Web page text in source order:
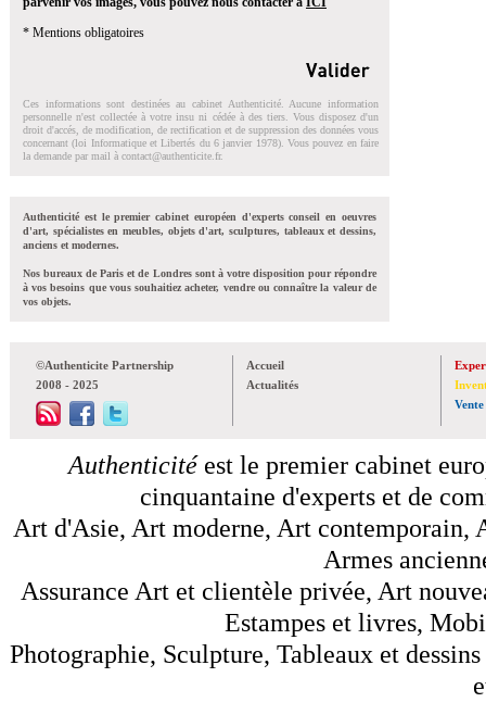
* Mentions obligatoires
Ces informations sont destinées au cabinet Authenticité. Aucune information
personnelle n'est collectée à votre insu ni cédée à des tiers. Vous disposez d'un
droit d'accés, de modification, de rectification et de suppression des données vous
concernant (loi Informatique et Libertés du 6 janvier 1978). Vous pouvez en faire
la demande par mail à contact@authenticite.fr.
Authenticité est le premier cabinet européen d'experts conseil en oeuvres
d'art, spécialistes en meubles, objets d'art, sculptures, tableaux et dessins,
anciens et modernes.
Nos bureaux de Paris et de Londres sont à votre disposition pour répondre
à vos besoins que vous souhaitiez acheter, vendre ou connaître la valeur de
vos objets.
©Authenticite Partnership
2008 - 2025
Accueil
Actualités
Vente
Authenticitéest le premier cabinet
cinquantaine d'experts et de
Art d'Asie, Art moderne, Art contemporain,
Armes
Assurance Art et clientèle privée, Art
Estampes et livres,
Photographie, Sculpture, Tableaux et